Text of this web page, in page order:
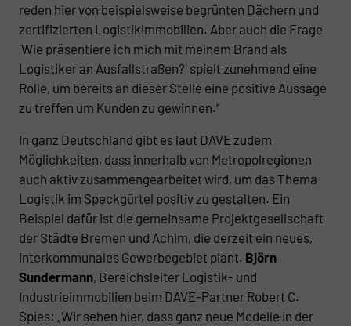
reden hier von beispielsweise begrünten Dächern und
zertifizierten Logistikimmobilien. Aber auch die Frage
´Wie präsentiere ich mich mit meinem Brand als
Logistiker an Ausfallstraßen?´ spielt zunehmend eine
Rolle, um bereits an dieser Stelle eine positive Aussage
zu treffen um Kunden zu gewinnen.“
In ganz Deutschland gibt es laut DAVE zudem
Möglichkeiten, dass innerhalb von Metropolregionen
auch aktiv zusammengearbeitet wird, um das Thema
Logistik im Speckgürtel positiv zu gestalten. Ein
Beispiel dafür ist die gemeinsame Projektgesellschaft
der Städte Bremen und Achim, die derzeit ein neues,
interkommunales Gewerbegebiet plant. Björn
Sundermann, Bereichsleiter Logistik- und
Industrieimmobilien beim DAVE-Partner Robert C.
Spies: „Wir sehen hier, dass ganz neue Modelle in der